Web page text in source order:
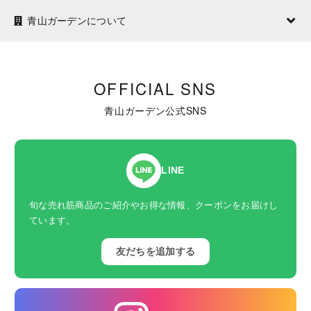
青山ガーデンについて
OFFICIAL SNS
青山ガーデン公式SNS
LINE
旬な売れ筋商品のご紹介やお得な情報、クーポンをお届けし
ています。
友だちを追加する